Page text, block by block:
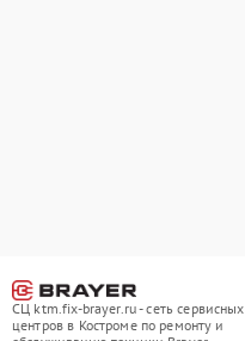
СЦ ktm.fix-brayer.ru - сеть сервисных
центров в Костроме по ремонту и